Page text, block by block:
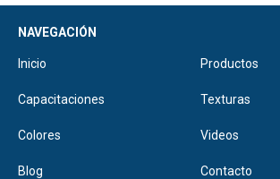
NAVEGACIÓN
Inicio Productos
Capacitaciones Texturas
Colores Videos
Blog Contacto